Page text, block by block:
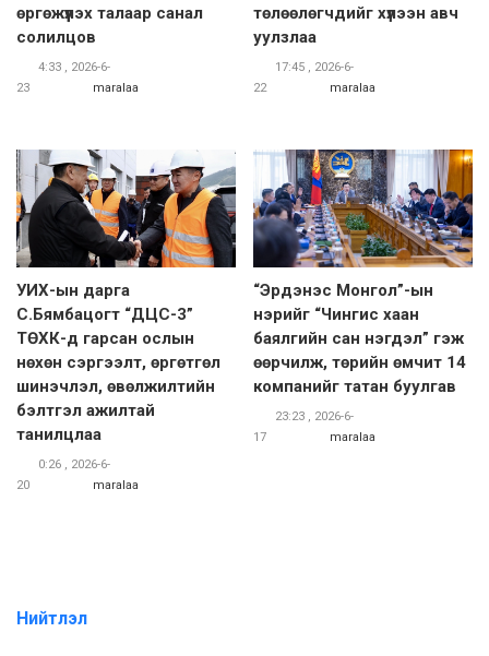
өргөжүүлэх талаар санал
солилцов
4:33 , 2026-6-
23
maralaa
төлөөлөгчдийг хүлээн авч
уулзлаа
17:45 , 2026-6-
22
maralaa
УИХ-ын дарга
С.Бямбацогт “ДЦС-3”
ТӨХК-д гарсан ослын
нөхөн сэргээлт, өргөтгөл
шинэчлэл, өвөлжилтийн
бэлтгэл ажилтай
танилцлаа
0:26 , 2026-6-
20
maralaa
“Эрдэнэс Монгол”-ын
нэрийг “Чингис хаан
баялгийн сан нэгдэл” гэж
өөрчилж, төрийн өмчит 14
компанийг татан буулгав
23:23 , 2026-6-
17
maralaa
Нийтлэл